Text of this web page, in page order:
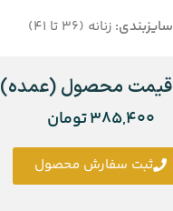
سایزبندی: زنانه (36 تا 41)
قیمت محصول (عمده)
385,400تومان
ثبت سفارش محصول